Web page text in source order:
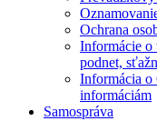
Ochrana
Informácie o
podnet,
Informácia o
informáciám
Samospráva